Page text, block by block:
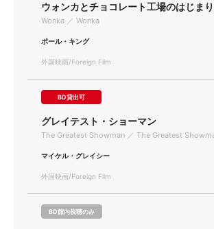
ウォンカとチョコレート工場のはじま
Wonka ／ Wonka
ポール・キング
外国映画/Foreign Film
BD貸出可
グレイテスト・ショーマン
The Greatest Showman ／ The Greatest
マイケル・グレイシー
外国映画/Foreign Film
BD館内視聴のみ